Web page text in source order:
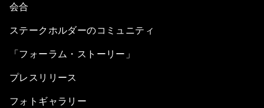
会合
ステークホルダーのコミュニティ
「フォーラム・ストーリー」
プレスリリース
フォトギャラリー